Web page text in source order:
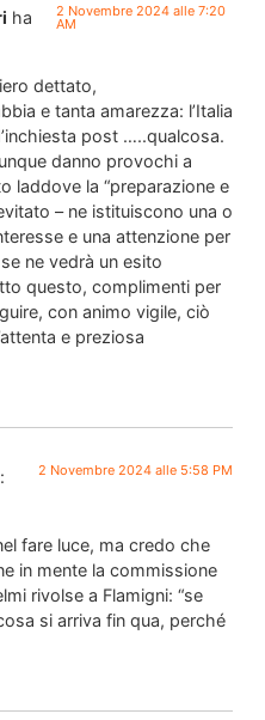
ha
2 Novembre 2024 alle 7:20
AM
dettato,
e tanta amarezza: l’Italia
post …..qualcosa.
danno provochi a
laddove la “preparazione e
– ne istituiscono una o
e una attenzione per
ne vedrà un esito
questo, complimenti per
con animo vigile, ciò
e preziosa
2 Novembre 2024 alle 5:58 PM
fare luce, ma credo che
in mente la commissione
rivolse a Flamigni: “se
si arriva fin qua, perché